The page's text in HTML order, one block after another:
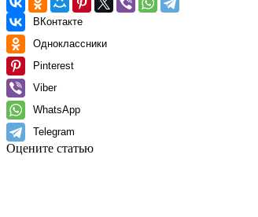
ВКонтакте
Одноклассники
Pinterest
Viber
WhatsApp
Telegram
Оцените статью